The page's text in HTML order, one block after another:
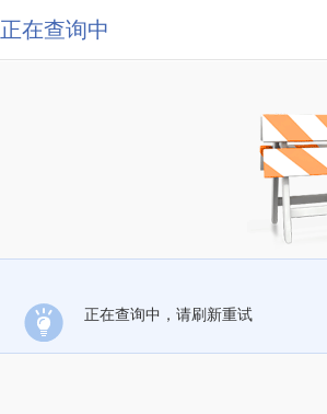
正在查询中
正在查询中，请刷新重试